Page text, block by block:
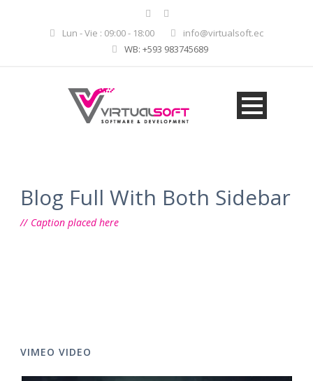
Lun - Vie : 09:00 - 18:00
info@virtualsoft.ec
WB: +593 983745689
Blog Full With Both Sidebar
Caption placed here
VIMEO VIDEO